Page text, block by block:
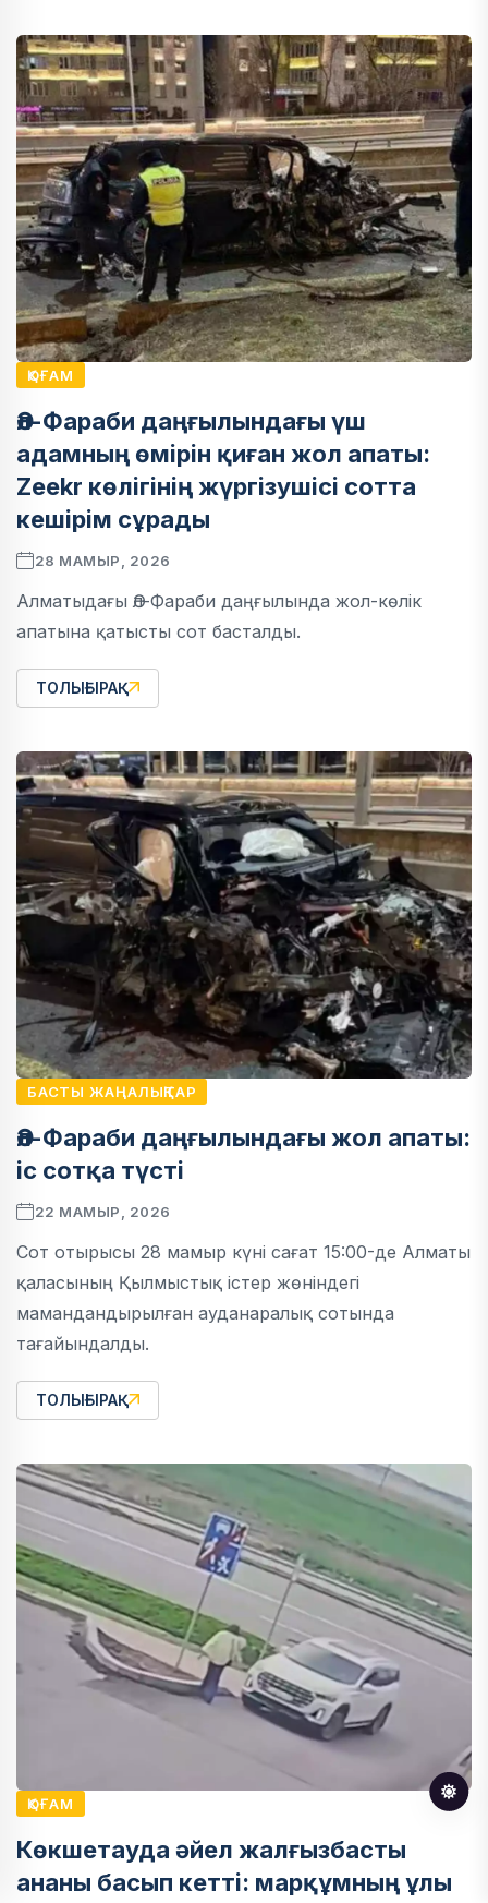
ҚОҒАМ
Әл-Фараби даңғылындағы үш
адамның өмірін қиған жол апаты:
Zeekr көлігінің жүргізушісі сотта
кешірім сұрады
28 МАМЫР, 2026
Алматыдағы Әл-Фараби даңғылында жол-көлік
апатына қатысты сот басталды.
ТОЛЫҒЫРАҚ
БАСТЫ ЖАҢАЛЫҚТАР
Әл-Фараби даңғылындағы жол апаты:
іс сотқа түсті
22 МАМЫР, 2026
Сот отырысы 28 мамыр күні сағат 15:00-де Алматы
қаласының Қылмыстық істер жөніндегі
мамандандырылған ауданаралық сотында
тағайындалды.
ТОЛЫҒЫРАҚ
ҚОҒАМ
Көкшетауда әйел жалғызбасты
ананы басып кетті: марқұмның ұлы